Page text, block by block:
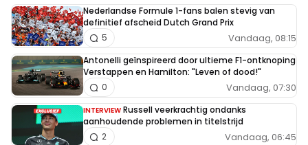
Nederlandse Formule 1-fans balen stevig van
definitief afscheid Dutch Grand Prix
Vandaag, 08:15
5
Antonelli geïnspireerd door ultieme F1-ontknoping
Verstappen en Hamilton: "Leven of dood!"
Vandaag, 07:30
0
INTERVIEW Russell veerkrachtig ondanks
aanhoudende problemen in titelstrijd
Vandaag, 06:45
2